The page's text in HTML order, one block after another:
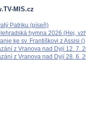
MIS.cz
Patriku (píseň)
hymna 2026 (Hej,
ke sv. Františkovi z Assisi ()
z Vranova nad Dyjí 12. 7.
z Vranova nad Dyjí 28. 6.